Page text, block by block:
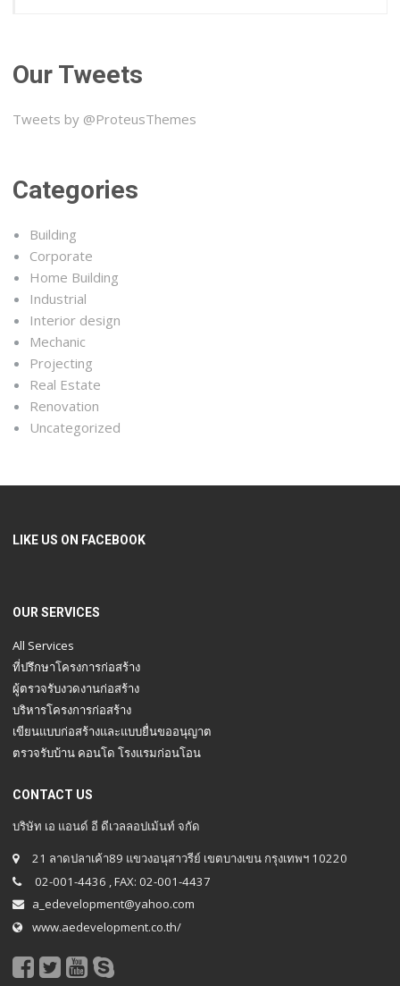
Our Tweets
Tweets by @ProteusThemes
Categories
Building
Corporate
Home Building
Industrial
Interior design
Mechanic
Projecting
Real Estate
Renovation
Uncategorized
LIKE US ON FACEBOOK
OUR SERVICES
All Services
ที่ปรึกษาโครงการก่อสร้าง
ผู้ตรวจรับงวดงานก่อสร้าง
บริหารโครงการก่อสร้าง
เขียนแบบก่อสร้างและแบบยื่นขออนุญาต
ตรวจรับบ้าน คอนโด โรงแรมก่อนโอน
CONTACT US
บริษัท เอ แอนด์ อี ดีเวลลอปเม้นท์ จกัด
21 ลาดปลาเค้า89 แขวงอนุสาวรีย์ เขตบางเขน กรุงเทพฯ 10220
02-001-4436 , FAX: 02-001-4437
a_edevelopment@yahoo.com
www.aedevelopment.co.th/